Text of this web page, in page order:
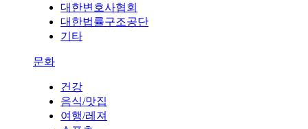
대한변호사협회
대한법률구조공단
기타
문화
건강
음식/맛집
여행/레져